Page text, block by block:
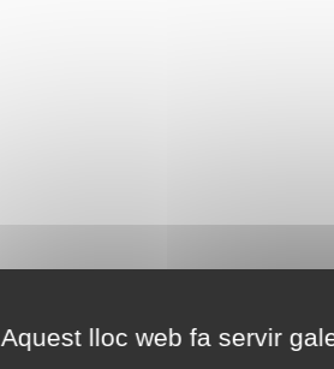
Aquest lloc web fa servir